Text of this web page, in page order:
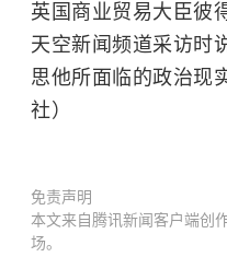
英国商业贸易大臣彼
天空新闻频道采访时
思他所面临的政治现
社）
免责声明
本文来自腾讯新闻客户端创
场。